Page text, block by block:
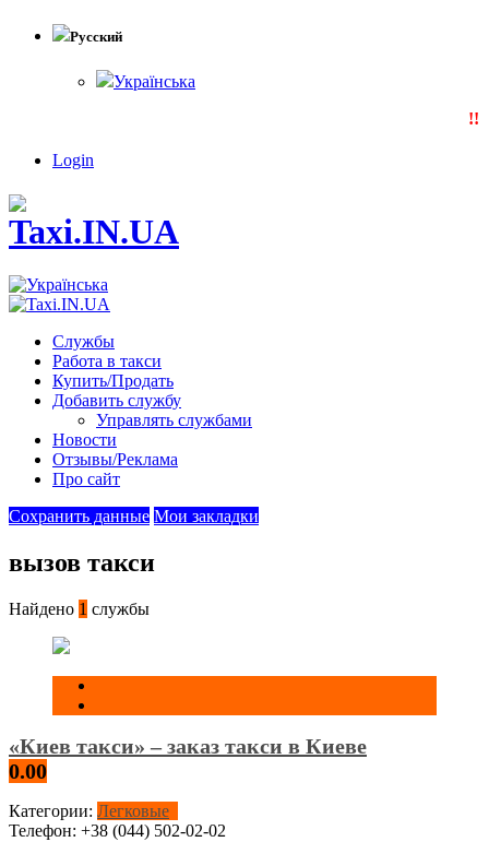
Русский
Українська
Login
Службы
Работа в такси
Купить/Продать
Добавить службу
Управлять службами
Новости
Отзывы/Реклама
Про сайт
Сохранить данные Мои закладки
вызов такси
Найдено 1 службы
«Киев такси» – заказ такси в Киеве
0.00
Категории: Легковые
Телефон: +38 (044) 502-02-02